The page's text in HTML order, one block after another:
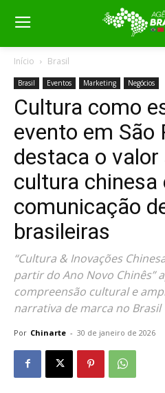
Início Brasil
Brasil Eventos Marketing Negócios
Cultura como
evento em São
destaca o
cultura
comunicação
brasileiras
“Cultura & Inovações
partir do Ano Novo Chinês”
compreensão cultural e
narrativa de marca no Brasil
Por Chinarte - 30 de janeiro de 2026